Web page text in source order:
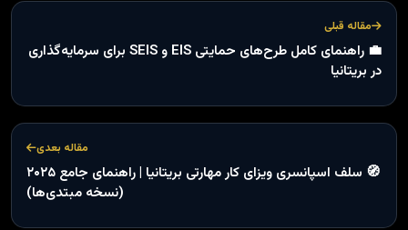
مقاله قبلی
💼 راهنمای کامل طرح‌های حمایتی EIS و SEIS برای سرمایه‌گذاری
در بریتانیا
مقاله بعدی
🧭 سلف اسپانسری ویزای کار مهارتی بریتانیا | راهنمای جامع ۲۰۲۵
(نسخه مبتدی‌ها)